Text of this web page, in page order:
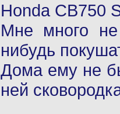
Honda CB750
Мне много
нибудь
Дома ему не
ней